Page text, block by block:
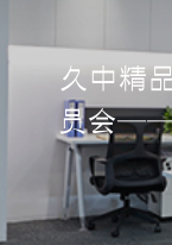
久中精
员会——
探索